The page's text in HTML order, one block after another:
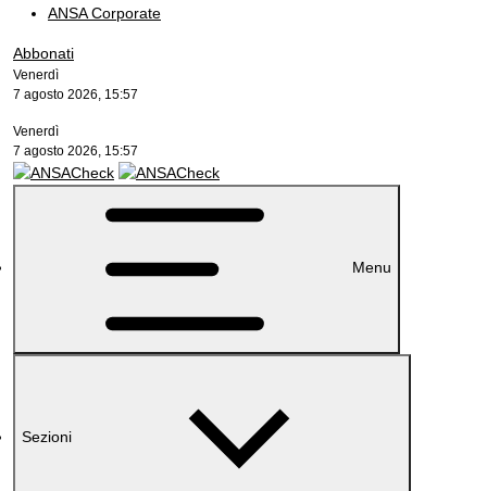
ANSA Corporate
Abbonati
Venerdì
7 agosto 2026, 15:57
Venerdì
7 agosto 2026, 15:57
Menu
Sezioni